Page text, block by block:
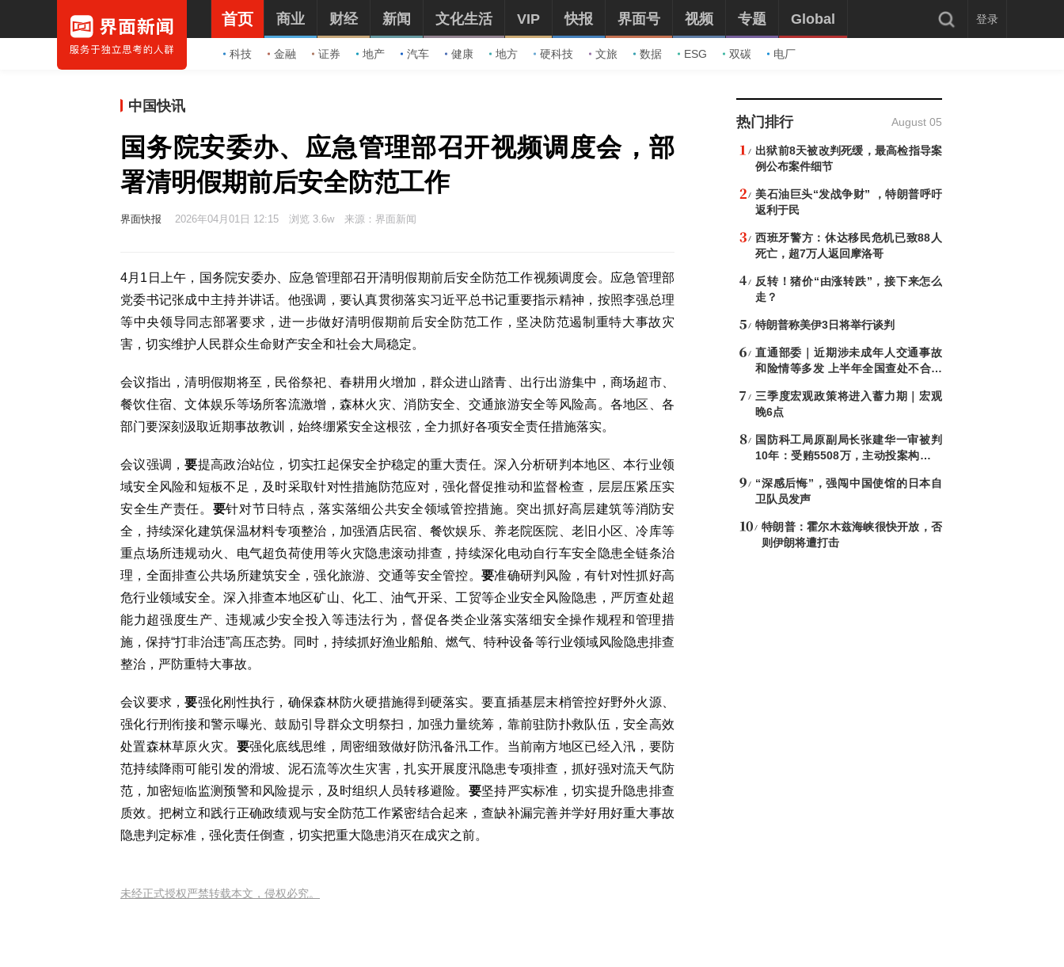
首页
科技 金融 证券 地产 汽车 健康 地方 硬科技 文旅 数据 ESG 双碳 电厂
商业 财经 新闻 文化生活 VIP 快报 界面号 视频 专题 Global 登录
中国快讯
国务院安委办、应急管理部召开视频调度会，部
署清明假期前后安全防范工作
界面快报 2026年04月01日 12:15 浏览 3.6w 来源：界面新闻
4月1日上午，国务院安委办、应急管理部召开清明假期前后安全防范工作视频调度会。应急管理部
党委书记张成中主持并讲话。他强调，要认真贯彻落实习近平总书记重要指示精神，按照李强总理
等中央领导同志部署要求，进一步做好清明假期前后安全防范工作，坚决防范遏制重特大事故灾
害，切实维护人民群众生命财产安全和社会大局稳定。
会议指出，清明假期将至，民俗祭祀、春耕用火增加，群众进山踏青、出行出游集中，商场超市、
餐饮住宿、文体娱乐等场所客流激增，森林火灾、消防安全、交通旅游安全等风险高。各地区、各
部门要深刻汲取近期事故教训，始终绷紧安全这根弦，全力抓好各项安全责任措施落实。
会议强调，要提高政治站位，切实扛起保安全护稳定的重大责任。深入分析研判本地区、本行业领
域安全风险和短板不足，及时采取针对性措施防范应对，强化督促推动和监督检查，层层压紧压实
安全生产责任。 要针对节日特点，落实落细公共安全领域管控措施。突出抓好高层建筑等消防安
全，持续深化建筑保温材料专项整治，加强酒店民宿、餐饮娱乐、养老院医院、老旧小区、冷库等
重点场所违规动火、电气超负荷使用等火灾隐患滚动排查，持续深化电动自行车安全隐患全链条治
理，全面排查公共场所建筑安全，强化旅游、交通等安全管控。 要准确研判风险，有针对性抓好高
危行业领域安全。深入排查本地区矿山、化工、油气开采、工贸等企业安全风险隐患，严厉查处超
能力超强度生产、违规减少安全投入等违法行为，督促各类企业落实落细安全操作规程和管理措
施，保持“打非治违”高压态势。同时，持续抓好渔业船舶、燃气、特种设备等行业领域风险隐患排查
整治，严防重特大事故。
会议要求，要强化刚性执行，确保森林防火硬措施得到硬落实。要直插基层末梢管控好野外火源、
强化行刑衔接和警示曝光、鼓励引导群众文明祭扫，加强力量统筹，靠前驻防扑救队伍，安全高效
处置森林草原火灾。 要强化底线思维，周密细致做好防汛备汛工作。当前南方地区已经入汛，要防
范持续降雨可能引发的滑坡、泥石流等次生灾害，扎实开展度汛隐患专项排查，抓好强对流天气防
范，加密短临监测预警和风险提示，及时组织人员转移避险。 要坚持严实标准，切实提升隐患排查
质效。把树立和践行正确政绩观与安全防范工作紧密结合起来，查缺补漏完善并学好用好重大事故
隐患判定标准，强化责任倒查，切实把重大隐患消灭在成灾之前。
未经正式授权严禁转载本文，侵权必究。
热门排行 August 05
出狱前8天被改判死缓，最高检指导案
例公布案件细节
美石油巨头“发战争财” ，特朗普呼吁
返利于民
西班牙警方：休达移民危机已致88人
死亡，超7万人返回摩洛哥
反转！猪价“由涨转跌”，接下来怎么
走？
特朗普称美伊3日将举行谈判
直通部委｜近期涉未成年人交通事故
和险情等多发 上半年全国查处不合格
三季度宏观政策将进入蓄力期｜宏观
晚6点
国防科工局原副局长张建华一审被判
10年：受贿5508万，主动投案构成自
“深感后悔”，强闯中国使馆的日本自
卫队员发声
特朗普：霍尔木兹海峡很快开放，否
则伊朗将遭打击